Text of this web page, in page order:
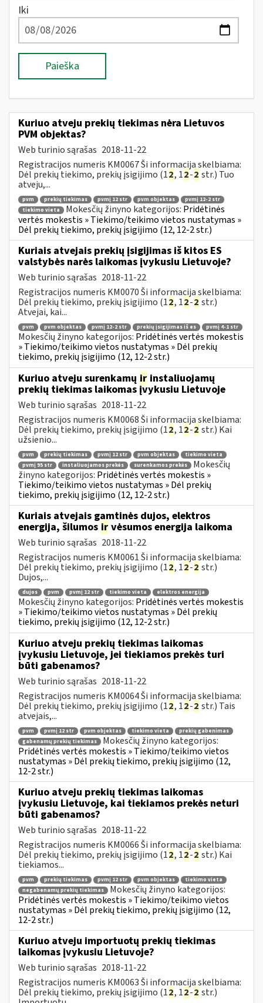
Iki
Paieška
Kuriuo atveju prekių tiekimas nėra Lietuvos
PVM objektas?
Web turinio sąrašas 2018-11-22
Registracijos numeris KM0067 Ši informacija skelbiama:
Dėl prekių tiekimo, prekių įsigijimo (12, 12-2 str.) Tuo
atveju,...
pvm prekių tiekimas pvmį 12 str pvm objektas
pvmį 12-2 str
tiekimo vieta
Mokesčių žinyno kategorijos: Pridėtinės
vertės mokestis » Tiekimo/teikimo vietos nustatymas »
Dėl prekių tiekimo, prekių įsigijimo (12, 12-2 str.)
Kuriais atvejais prekių įsigijimas iš kitos ES
valstybės narės laikomas įvykusiu Lietuvoje?
Web turinio sąrašas 2018-11-22
Registracijos numeris KM0070 Ši informacija skelbiama:
Dėl prekių tiekimo, prekių įsigijimo (12, 12-2 str.)
Atvejai, kai...
pvm pvm objektas pvmį 12-2 str prekių įsigijimas iš es pvmį 4-1 str
Mokesčių žinyno kategorijos: Pridėtinės vertės mokestis
» Tiekimo/teikimo vietos nustatymas » Dėl prekių
tiekimo, prekių įsigijimo (12, 12-2 str.)
Kuriuo atveju surenkamų ir instaliuojamų
prekių tiekimas laikomas įvykusiu Lietuvoje
Web turinio sąrašas 2018-11-22
Registracijos numeris KM0068 Ši informacija skelbiama:
Dėl prekių tiekimo, prekių įsigijimo (12, 12-2 str.) Kai
užsienio...
pvm prekių tiekimas pvmį 12 str pvm objektas
tiekimo vieta
pvmį 95 str
instaliuojamos prekės surenkamos prekės
Mokesčių
žinyno kategorijos: Pridėtinės vertės mokestis »
Tiekimo/teikimo vietos nustatymas » Dėl prekių
tiekimo, prekių įsigijimo (12, 12-2 str.)
Kuriais atvejais gamtinės dujos, elektros
energija, šilumos ir vėsumos energija laikoma
Web turinio sąrašas 2018-11-22
Registracijos numeris KM0061 Ši informacija skelbiama:
Dėl prekių tiekimo, prekių įsigijimo (12, 12-2 str.)
Dujos,...
dujos pvm pvmį 12 str tiekimo vieta elektros energija
Mokesčių žinyno kategorijos: Pridėtinės vertės mokestis
» Tiekimo/teikimo vietos nustatymas » Dėl prekių
tiekimo, prekių įsigijimo (12, 12-2 str.)
Kuriuo atveju prekių tiekimas laikomas
įvykusiu Lietuvoje, jei tiekiamos prekės turi
būti gabenamos?
Web turinio sąrašas 2018-11-22
Registracijos numeris KM0064 Ši informacija skelbiama:
Dėl prekių tiekimo, prekių įsigijimo (12, 12-2 str.) Tais
atvejais,...
pvm pvmį 12 str pvm objektas tiekimo vieta
prekių gabenimas
gabenamų prekių tiekimas
Mokesčių žinyno kategorijos:
Pridėtinės vertės mokestis » Tiekimo/teikimo vietos
nustatymas » Dėl prekių tiekimo, prekių įsigijimo (12,
12-2 str.)
Kuriuo atveju prekių tiekimas laikomas
įvykusiu Lietuvoje, kai tiekiamos prekės neturi
būti gabenamos?
Web turinio sąrašas 2018-11-22
Registracijos numeris KM0066 Ši informacija skelbiama:
Dėl prekių tiekimo, prekių įsigijimo (12, 12-2 str.) Kai
tiekiamos...
pvm prekių tiekimas pvmį 12 str pvm objektas
tiekimo vieta
negabenamų prekių tiekimas
Mokesčių žinyno kategorijos:
Pridėtinės vertės mokestis » Tiekimo/teikimo vietos
nustatymas » Dėl prekių tiekimo, prekių įsigijimo (12,
12-2 str.)
Kuriuo atveju importuotų prekių tiekimas
laikomas įvykusiu Lietuvoje?
Web turinio sąrašas 2018-11-22
Registracijos numeris KM0063 Ši informacija skelbiama:
Dėl prekių tiekimo, prekių įsigijimo (12, 12-2 str.)